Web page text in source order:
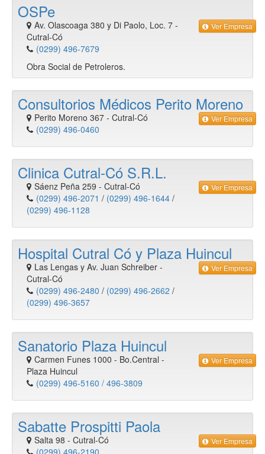
OSPe
Av. Olascoaga 380 y Di Paolo, Loc. 7 -
Cutral-Có
(0299) 496-7679
Obra Social de Petroleros.
Ver Empresa
Consultorios Médicos Perito Moreno
Perito Moreno 367 - Cutral-Có
(0299) 496-0460
Ver Empresa
Clinica Cutral-Có S.R.L.
Sáenz Peña 259 - Cutral-Có
(0299) 496-2071 / (0299) 496-1644 /
(0299) 496-1128
Ver Empresa
Hospital Cutral Có y Plaza Huincul
Las Lengas y Av. Juan Schreiber -
Cutral-Có
(0299) 496-2480 / (0299) 496-2662 /
(0299) 496-3657
Ver Empresa
Sanatorio Plaza Huincul
Carmen Funes 1000 - Bo.Central -
Plaza Huincul
(0299) 496-5160 / 496-3809
Ver Empresa
Sabatte Prospitti Paola
Salta 98 - Cutral-Có
(0299) 496-2190
Ver Empresa